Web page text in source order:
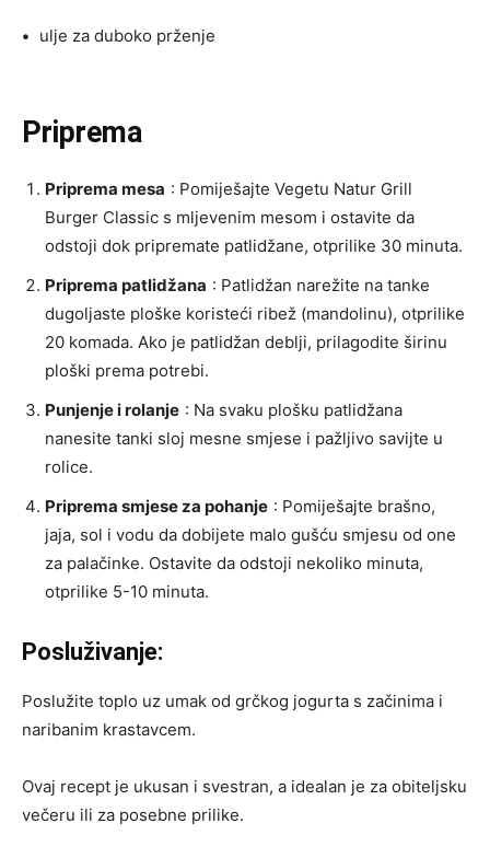
• ulje za duboko prženje
Priprema
Priprema mesa : Pomiješajte Vegetu Natur Grill
Burger Classic s mljevenim mesom i ostavite da
odstoji dok pripremate patlidžane, otprilike 30 minuta.
Priprema patlidžana : Patlidžan narežite na tanke
dugoljaste ploške koristeći ribež (mandolinu), otprilike
20 komada. Ako je patlidžan deblji, prilagodite širinu
ploški prema potrebi.
Punjenje i rolanje : Na svaku plošku patlidžana
nanesite tanki sloj mesne smjese i pažljivo savijte u
rolice.
Priprema smjese za pohanje : Pomiješajte brašno,
jaja, sol i vodu da dobijete malo gušću smjesu od one
za palačinke. Ostavite da odstoji nekoliko minuta,
otprilike 5-10 minuta.
Posluživanje:
Poslužite toplo uz umak od grčkog jogurta s začinima i
naribanim krastavcem.
Ovaj recept je ukusan i svestran, a idealan je za obiteljsku
večeru ili za posebne prilike.